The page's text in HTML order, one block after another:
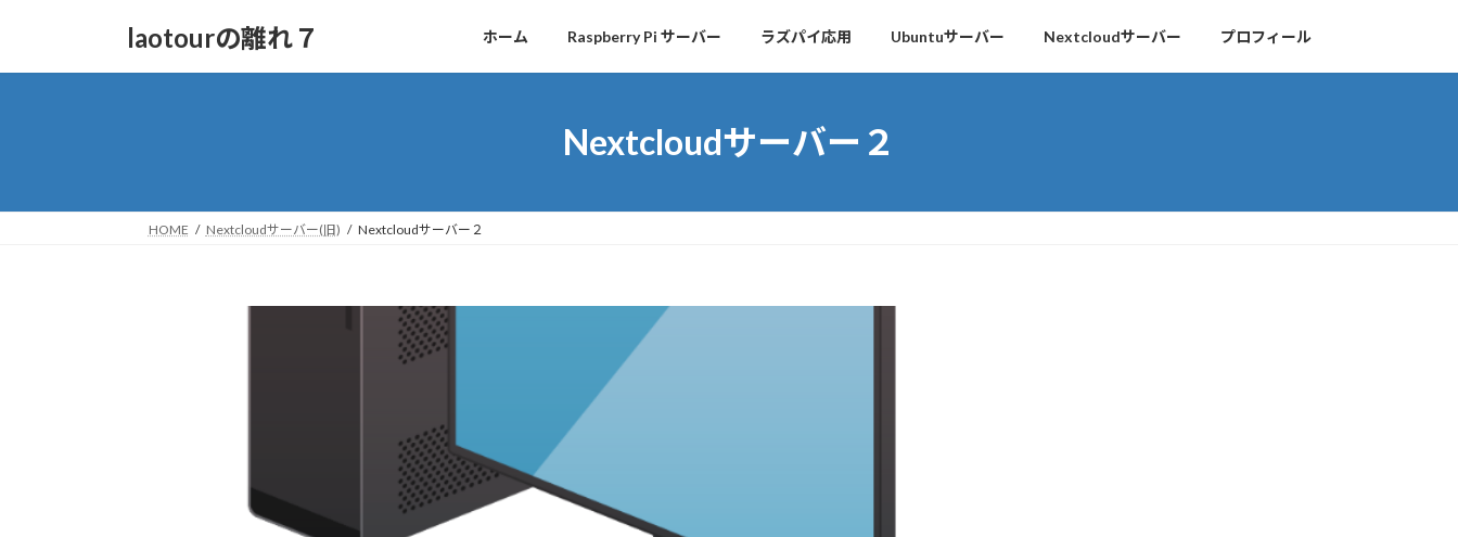
laotourの離れ７ ホーム Raspberry Pi サーバー ラズパイ応用 Ubuntuサーバー Nextcloudサーバー プロフィール
Nextcloudサーバー２
HOME Nextcloudサーバー(旧) Nextcloudサーバー２